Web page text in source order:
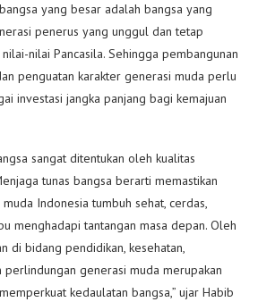
yang besar adalah bangsa yang
penerus yang unggul dan tetap
nilai Pancasila. Sehingga pembangunan
penguatan karakter generasi muda perlu
investasi jangka panjang bagi kemajuan
sangat ditentukan oleh kualitas
tunas bangsa berarti memastikan
Indonesia tumbuh sehat, cerdas,
menghadapi tantangan masa depan. Oleh
di bidang pendidikan, kesehatan,
perlindungan generasi muda merupakan
kedaulatan bangsa,” ujar Habib